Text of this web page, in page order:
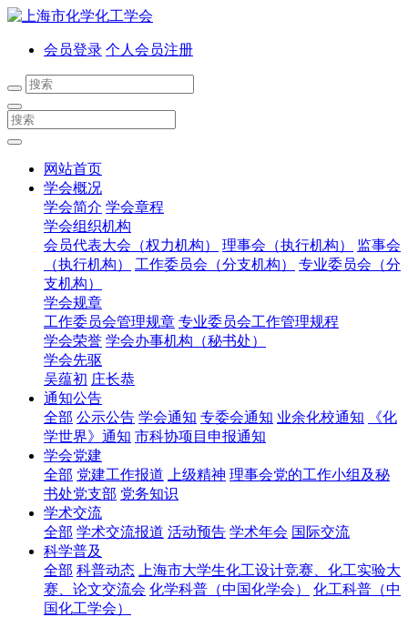
会员登录 个人会员注册
网站首页
学会概况
学会简介 学会章程
学会组织机构
会员代表大会（权力机构）
理事会（执行机构）
监事会
（执行机构）
工作委员会（分支机构）
专业委员会（分
支机构）
学会规章
工作委员会管理规章 专业委员会工作管理规程
学会荣誉 学会办事机构（秘书处）
学会先驱
吴蕴初 庄长恭
通知公告
全部 公示公告 学会通知 专委会通知 业余化校通知
《化
学世界》通知 市科协项目申报通知
学会党建
全部 党建工作报道 上级精神 理事会党的工作小组及秘
书处党支部 党务知识
学术交流
全部 学术交流报道 活动预告 学术年会 国际交流
科学普及
全部 科普动态
上海市大学生化工设计竞赛、化工实验大
赛、论文交流会 化学科普（中国化学会）
化工科普（中
国化工学会）